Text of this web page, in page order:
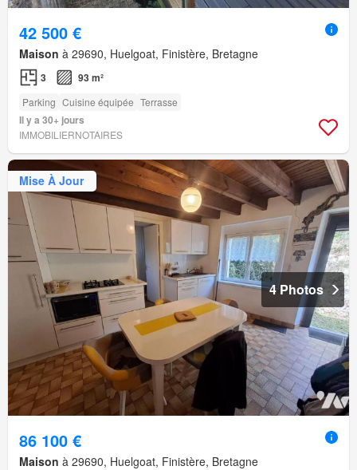
42 500 €
Maison à 29690, Huelgoat, Finistère, Bretagne
3 93 m²
Parking Cuisine équipée Terrasse
Il y a 30+ jours
IMMOBILIERNOTAIRES
Mise À Jour
4 Photos
86 100 €
Maison à 29690, Huelgoat, Finistère, Bretagne